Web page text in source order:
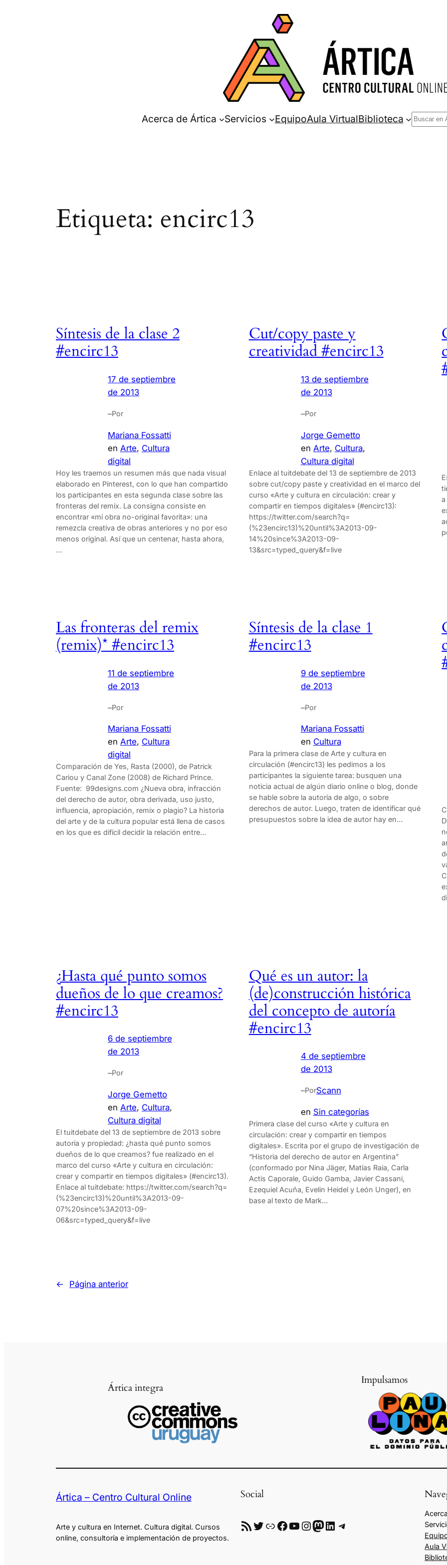
Acerca de Ártica Servicios EquipoAula VirtualBiblioteca Buscar
Etiqueta: encirc13
Síntesis de la clase 2
#encirc13
17 de septiembre
de 2013
–Por
Mariana Fossatti
en Arte, Cultura
digital
Hoy les traemos un resumen más que nada visual
elaborado en Pinterest, con lo que han compartido
los participantes en esta segunda clase sobre las
fronteras del remix. La consigna consiste en
encontrar «mi obra no-original favorita»: una
remezcla creativa de obras anteriores y no por eso
menos original. Así que un centenar, hasta ahora,
…
Cut/copy paste y
creatividad #encirc13
13 de septiembre
de 2013
–Por
Jorge Gemetto
en Arte, Cultura
Cultura digital
Enlace al tuitdebate del 13 de septiembre de 2013
sobre cut/copy paste y creatividad en el marco del
curso «Arte y cultura en circulación: crear y
compartir en tiempos digitales» (#encirc13):
https://twitter.com/search?q=
(%23encirc13)%20until%3A2013-09-
14%20since%3A2013-09-
13&src=typed_query&f=live
Las fronteras del remix
(remix)* #encirc13
11 de septiembre
de 2013
–Por
Mariana Fossatti
en Arte, Cultura
digital
Comparación de Yes, Rasta (2000), de Patrick
Cariou y Canal Zone (2008) de Richard Prince.
Fuente: 99designs.com ¿Nueva obra, infracción
del derecho de autor, obra derivada, uso justo,
influencia, apropiación, remix o plagio? La historia
del arte y de la cultura popular está llena de casos
en los que es difícil decidir la relación entre…
Síntesis de la clase 1
#encirc13
9 de septiembre
de 2013
–Por
Mariana Fossatti
en Cultura
Para la primera clase de Arte y cultura en
circulación (#encirc13) les pedimos a los
participantes la siguiente tarea: busquen una
noticia actual de algún diario online o blog, donde
se hable sobre la autoría de algo, o sobre
derechos de autor. Luego, traten de identificar qué
presupuestos sobre la idea de autor hay en…
¿Hasta qué punto somos
dueños de lo que creamos?
#encirc13
6 de septiembre
de 2013
–Por
Jorge Gemetto
en Arte, Cultura
Cultura digital
El tuitdebate del 13 de septiembre de 2013 sobre
autoría y propiedad: ¿hasta qué punto somos
dueños de lo que creamos? fue realizado en el
marco del curso «Arte y cultura en circulación:
crear y compartir en tiempos digitales» (#encirc13).
Enlace al tuitdebate: https://twitter.com/search?q=
(%23encirc13)%20until%3A2013-09-
07%20since%3A2013-09-
06&src=typed_query&f=live
Qué es un autor: la
(de)construcción histórica
del concepto de autoría
#encirc13
4 de septiembre
de 2013
–PorScann
en Sin categorías
Primera clase del curso «Arte y cultura en
circulación: crear y compartir en tiempos
digitales». Escrita por el grupo de investigación de
“Historia del derecho de autor en Argentina”
(conformado por Nina Jäger, Matías Raia, Carla
Actis Caporale, Guido Gamba, Javier Cassani,
Ezequiel Acuña, Evelin Heidel y León Unger), en
base al texto de Mark…
← Página anterior
Ártica integra
Impulsamos
Ártica – Centro Cultural Online
Arte y cultura en Internet. Cultura digital. Cursos
online, consultoría e implementación de proyectos.
Social
RSS Twitter Enlace Facebook YouTube InstagramMastodon LinkedIn Telegram
Aula